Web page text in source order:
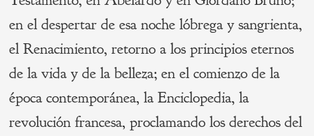
en el despertar de esa noche lóbrega y sangrienta,
el Renacimiento, retorno a los principios eternos
de la vida y de la belleza; en el comienzo de la
época contemporánea, la Enciclopedia, la
revolución francesa, proclamando los derechos del